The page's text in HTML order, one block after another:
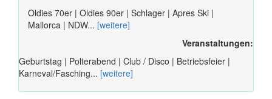
Oldies 70er | Oldies 90er | Schlager | Apres Ski |
Mallorca | NDW... [weitere]
Veranstaltungen:
Geburtstag | Polterabend | Club / Disco | Betriebsfeier |
Karneval/Fasching... [weitere]